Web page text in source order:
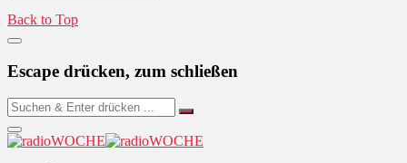
Back to Top
Escape drücken, zum schließen